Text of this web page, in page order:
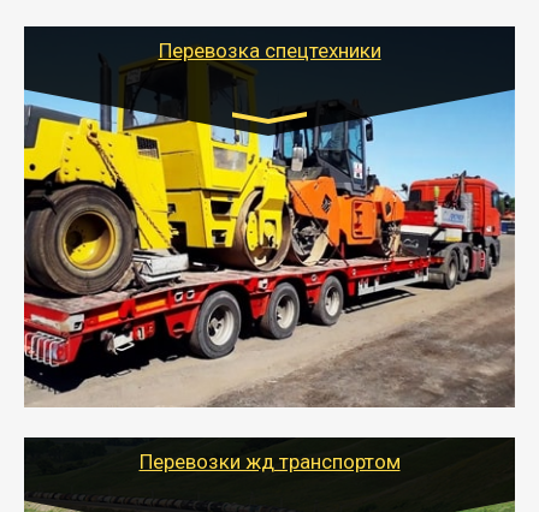
Перевозка спецтехники
Цена за км. Рассчитывается
индивидуально
- Перевозка спецтехники (трактора, экскаватора,
комбайна) осуществляется тралом и требует
получения разрешения для следования по
выбранному маршруту.
- Тайгер Логистик поможет доставить спецтехнику в
любой город России с учетом особенностей дороги,
выбрав оптимальный способ и вид трала
(модульный, раздвижной, с низкорамной площадкой
Перевозки жд транспортом